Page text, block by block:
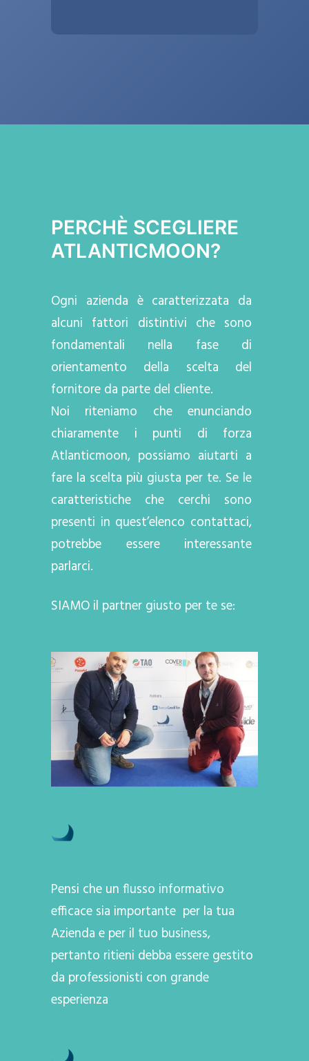
PERCHÈ SCEGLIERE
ATLANTICMOON?
Ogni azienda è caratterizzata da
alcuni fattori distintivi che sono
fondamentali nella fase di
orientamento della scelta del
fornitore da parte del cliente.
Noi riteniamo che enunciando
chiaramente i punti di forza
Atlanticmoon, possiamo aiutarti a
fare la scelta più giusta per te. Se le
caratteristiche che cerchi sono
presenti in quest’elenco contattaci,
potrebbe essere interessante
parlarci.
SIAMO il partner giusto per te se:
Pensi che un flusso informativo
efficace sia importante per la tua
Azienda e per il tuo business,
pertanto ritieni debba essere gestito
da professionisti con grande
esperienza